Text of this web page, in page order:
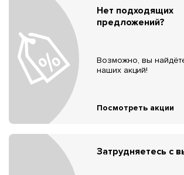
Нет подходящих
предложений?
Возможно, вы
наших акций!
Посмотреть акции
Затрудняетесь с